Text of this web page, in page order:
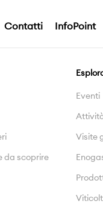
Contatti InfoPoint
da scoprire
Eventi
Visite